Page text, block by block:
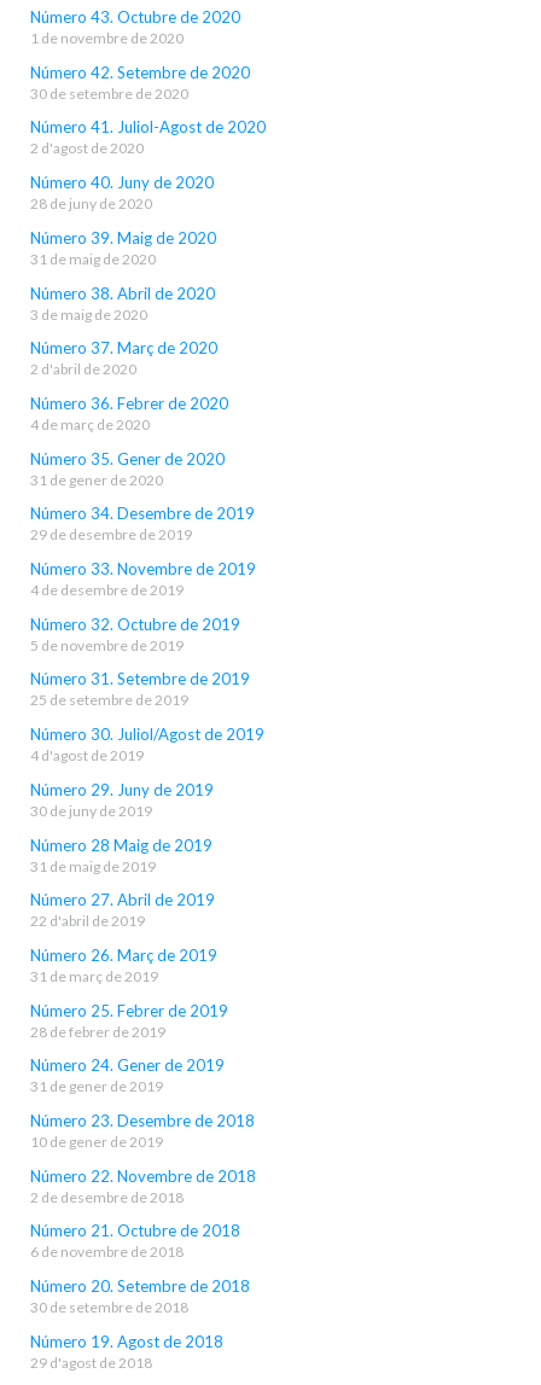
Número 43. Octubre de 2020
1 de novembre de 2020
Número 42. Setembre de 2020
30 de setembre de 2020
Número 41. Juliol-Agost de 2020
2 d'agost de 2020
Número 40. Juny de 2020
28 de juny de 2020
Número 39. Maig de 2020
31 de maig de 2020
Número 38. Abril de 2020
3 de maig de 2020
Número 37. Març de 2020
2 d'abril de 2020
Número 36. Febrer de 2020
4 de març de 2020
Número 35. Gener de 2020
31 de gener de 2020
Número 34. Desembre de 2019
29 de desembre de 2019
Número 33. Novembre de 2019
4 de desembre de 2019
Número 32. Octubre de 2019
5 de novembre de 2019
Número 31. Setembre de 2019
25 de setembre de 2019
Número 30. Juliol/Agost de 2019
4 d'agost de 2019
Número 29. Juny de 2019
30 de juny de 2019
Número 28 Maig de 2019
31 de maig de 2019
Número 27. Abril de 2019
22 d'abril de 2019
Número 26. Març de 2019
31 de març de 2019
Número 25. Febrer de 2019
28 de febrer de 2019
Número 24. Gener de 2019
31 de gener de 2019
Número 23. Desembre de 2018
10 de gener de 2019
Número 22. Novembre de 2018
2 de desembre de 2018
Número 21. Octubre de 2018
6 de novembre de 2018
Número 20. Setembre de 2018
30 de setembre de 2018
Número 19. Agost de 2018
29 d'agost de 2018